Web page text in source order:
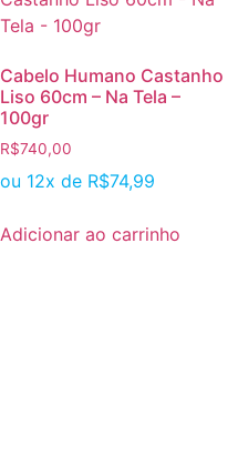
Cabelo Humano Castanho
Liso 60cm – Na Tela –
100gr
R$740,00
ou 12x de R$74,99
Adicionar ao carrinho